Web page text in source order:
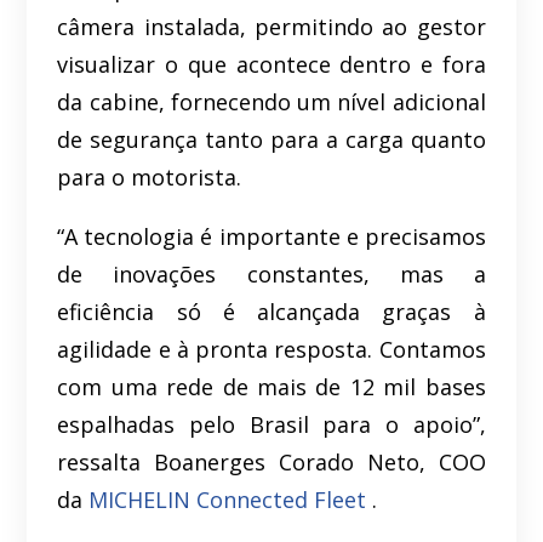
câmera instalada, permitindo ao gestor
visualizar o que acontece dentro e fora
da cabine, fornecendo um nível adicional
de segurança tanto para a carga quanto
para o motorista.
“A tecnologia é importante e precisamos
de inovações constantes, mas a
eficiência só é alcançada graças à
agilidade e à pronta resposta. Contamos
com uma rede de mais de 12 mil bases
espalhadas pelo Brasil para o apoio”,
ressalta Boanerges Corado Neto, COO
da MICHELIN Connected Fleet .